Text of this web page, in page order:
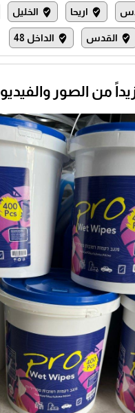
where_to_vote اريحا where_to_vote الخليل
where_to_vote القدس where_to_vote الداخل 48
من الصور والفيديو